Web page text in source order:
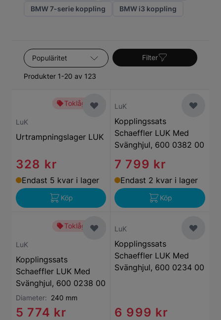
BMW 7-serie koppling
BMW i3 koppling
Sortera efter
Produkter 1-20 av 123
Filter
Toklågt pris
LuK
Urtrampningslager LUK
328 kr
Endast 5 kvar i lager
Köp
LuK
Kopplingssats
Schaeffler LUK Med
Svänghjul, 600 0382 00
7 799 kr
Endast 2 kvar i lager
Köp
Toklågt pris
LuK
Kopplingssats
Schaeffler LUK Med
Svänghjul, 600 0238 00
Diameter: 240 mm
5 774 kr
LuK
Kopplingssats
Schaeffler LUK Med
Svänghjul, 600 0234 00
6 999 kr